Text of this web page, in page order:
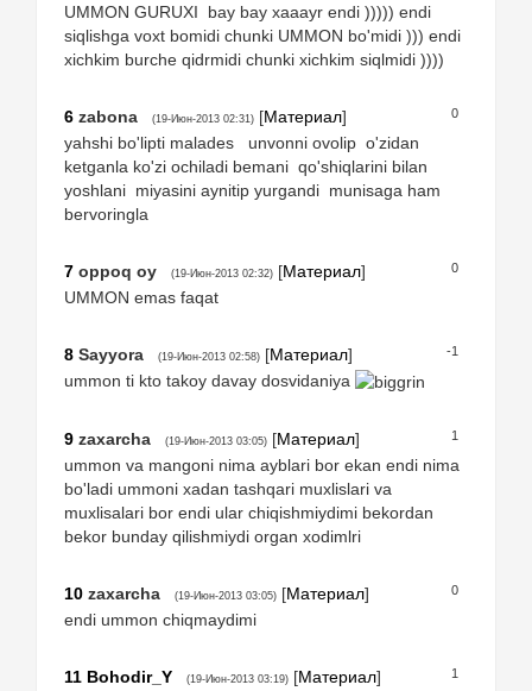
UMMON GURUXI bay bay xaaayr endi ))))) endi
siqlishga voxt bomidi chunki UMMON bo'midi ))) endi
xichkim burche qidrmidi chunki xichkim siqlmidi ))))
0
6 zabona (19-Июн-2013 02:31) [Материал]
yahshi bo'lipti malades unvonni ovolip o'zidan
ketganla ko'zi ochiladi bemani qo'shiqlarini bilan
yoshlani miyasini aynitip yurgandi munisaga ham
bervoringla
0
7 oppoq oy (19-Июн-2013 02:32) [Материал]
UMMON emas faqat
-1
8 Sayyora (19-Июн-2013 02:58) [Материал]
ummon ti kto takoy davay dosvidaniya
1
9 zaxarcha (19-Июн-2013 03:05) [Материал]
ummon va mangoni nima ayblari bor ekan endi nima
bo'ladi ummoni xadan tashqari muxlislari va
muxlisalari bor endi ular chiqishmiydimi bekordan
bekor bunday qilishmiydi organ xodimlri
0
10 zaxarcha (19-Июн-2013 03:05) [Материал]
endi ummon chiqmaydimi
1
11 Bohodir_Y (19-Июн-2013 03:19) [Материал]